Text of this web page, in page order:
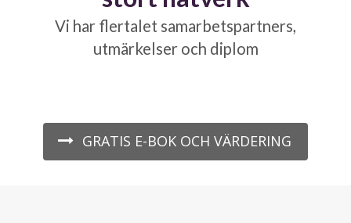
Vi har flertalet samarbetspartners,
utmärkelser och diplom
GRATIS E-BOK OCH VÄRDERING